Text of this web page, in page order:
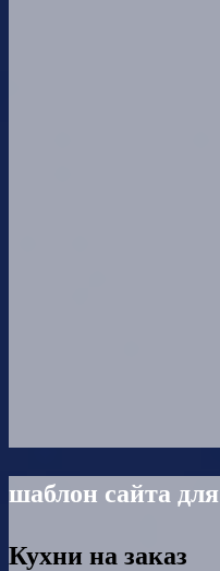
шаблон сайта для
Кухни на заказ